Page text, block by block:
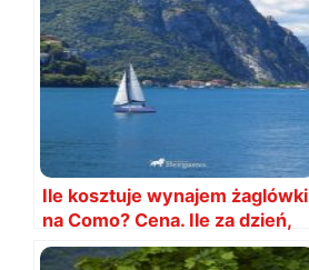
Ile kosztuje wynajem żaglówki
na Como? Cena. Ile za dzień,
godzinę?